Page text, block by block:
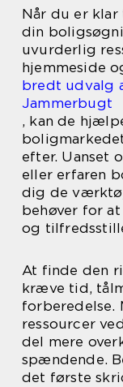
Når du er
din
uvurderlig
hjemmeside
bredt udvalg
Jammerbugt
, kan de
efter. Uanset
eller erfaren
dig de
behøver for
og
At finde den
kræve tid,
forberedelse.
ressourcer
del mere
spændende.
det første